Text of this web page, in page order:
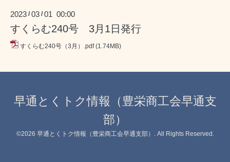
2023 /03 /01 00:00
すくらむ240号 3月1日発行
すくらむ240号（3月）.pdf (1.74MB)
早通とくトク情報（豊栄商工会早通支
部）
©2026 早通とくトク情報（豊栄商工会早通支部） . All Rights Reserved.